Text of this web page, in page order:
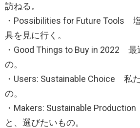
訪ねる。
・Possibilities for Future Tools
具を見に行く。
・Good Things to Buy in 2022 最
の。
・Users: Sustainable Choice 私
の。
・Makers: Sustainable
と、選びたいもの。